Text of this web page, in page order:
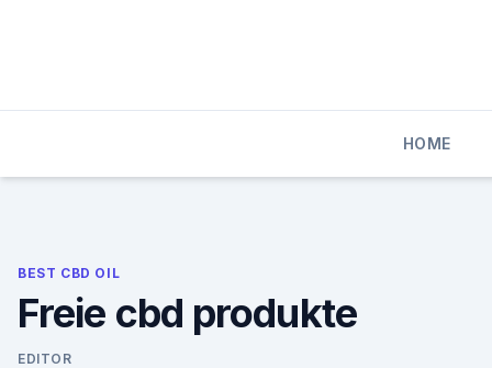
HOME
BEST CBD OIL
Freie cbd produkte
EDITOR